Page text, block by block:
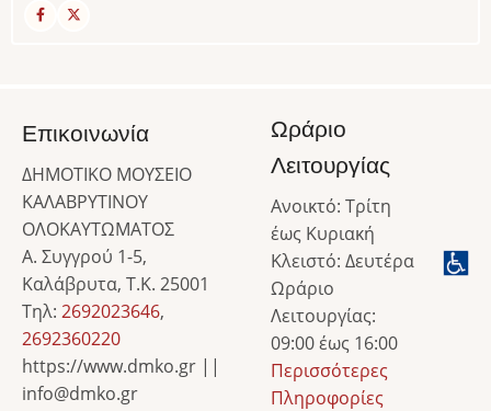
Επικοινωνία
ΔΗΜΟΤΙΚΟ ΜΟΥΣΕΙΟ
ΚΑΛΑΒΡΥΤΙΝΟΥ
ΟΛΟΚΑΥΤΩΜΑΤΟΣ
Α. Συγγρού 1-5,
Καλάβρυτα, Τ.Κ. 25001
Τηλ: 2692023646,
2692360220
https://www.dmko.gr ||
info@dmko.gr
Ωράριο
Λειτουργίας
Ανοικτό: Τρίτη
έως Κυριακή
Κλειστό: Δευτέρα
Ωράριο
Λειτουργίας:
09:00 έως 16:00
Περισσότερες
Πληροφορίες